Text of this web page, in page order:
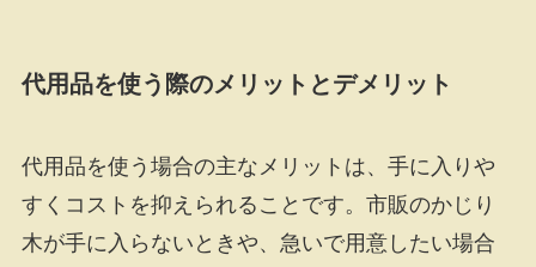
代用品を使う際のメリットとデメリット
代用品を使う場合の主なメリットは、手に入りや
すくコストを抑えられることです。市販のかじり
木が手に入らないときや、急いで用意したい場合